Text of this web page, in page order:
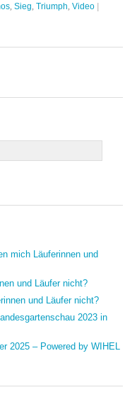
Sieg Triumph Video |
mich Läuferinnen und
und Läufer nicht?
und Läufer nicht?
2023 in
2025 – Powered by WIHEL